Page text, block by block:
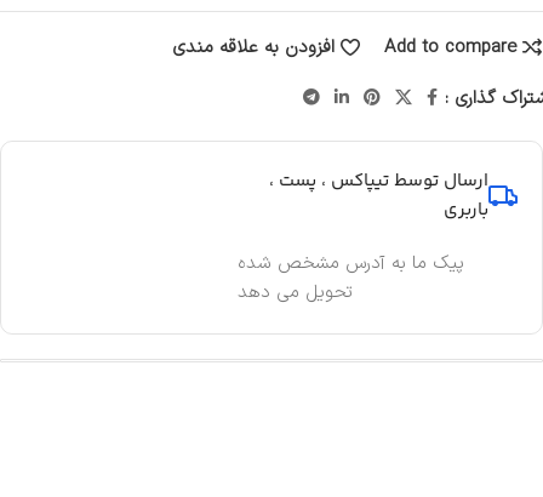
Add to compare
افزودن به علاقه مندی
گذاری :
ارسال توسط تیپاکس ، پست ،
باربری
پیک ما به آدرس مشخص شده
تحویل می دهد